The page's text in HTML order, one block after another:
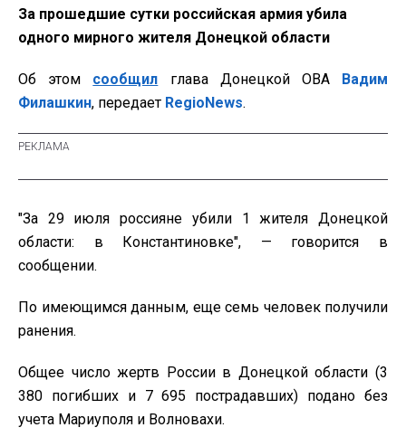
За прошедшие сутки российская армия убила
одного мирного жителя Донецкой области
Об этом сообщил глава Донецкой ОВА Вадим
Филашкин, передает RegioNews.
"За 29 июля россияне убили 1 жителя Донецкой
области: в Константиновке", — говорится в
сообщении.
По имеющимся данным, еще семь человек получили
ранения.
Общее число жертв России в Донецкой области (3
380 погибших и 7 695 пострадавших) подано без
учета Мариуполя и Волновахи.